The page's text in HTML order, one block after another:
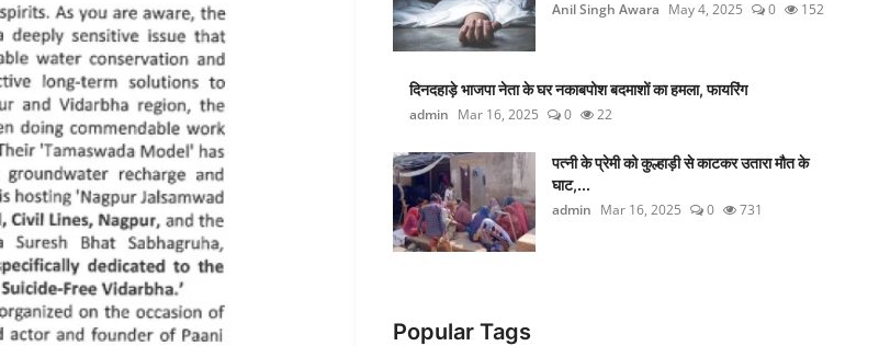
Anil Singh Awara May 4, 2025 0 152
दिनदहाड़े भाजपा नेता के घर नकाबपोश बदमाशों का हमला, फायरिंग
admin Mar 16, 2025 0 22
पत्नी के प्रेमी को कुल्हाड़ी से काटकर उतारा मौत के
घाट,...
admin Mar 16, 2025 0 731
Popular Tags